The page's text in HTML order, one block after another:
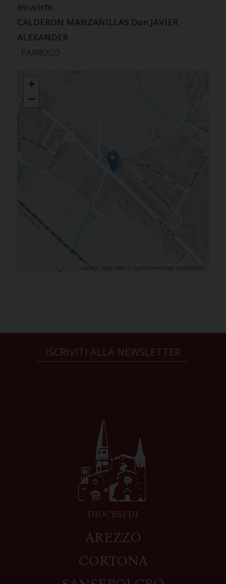
Incarichi
CALDERON MANZANILLAS Don JAVIER
ALEXANDER
: PARROCO
+
−
Leaflet | Map data © OpenStreetMap contributors
ISCRIVITI ALLA NEWSLETTER
DIOCESI DI
AREZZO
CORTONA